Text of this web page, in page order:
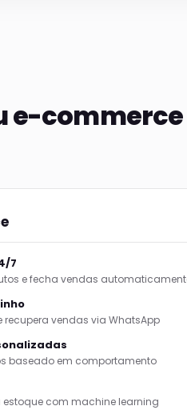
e-
7
e fecha vendas
vendas via WhatsApp
baseado em comportamento
estoque com machine learning